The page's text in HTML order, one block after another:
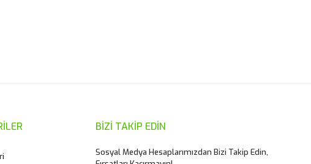
BİZİ TAKİP EDİN
Sosyal Medya Hesaplarımızdan Bizi Takip Edin,